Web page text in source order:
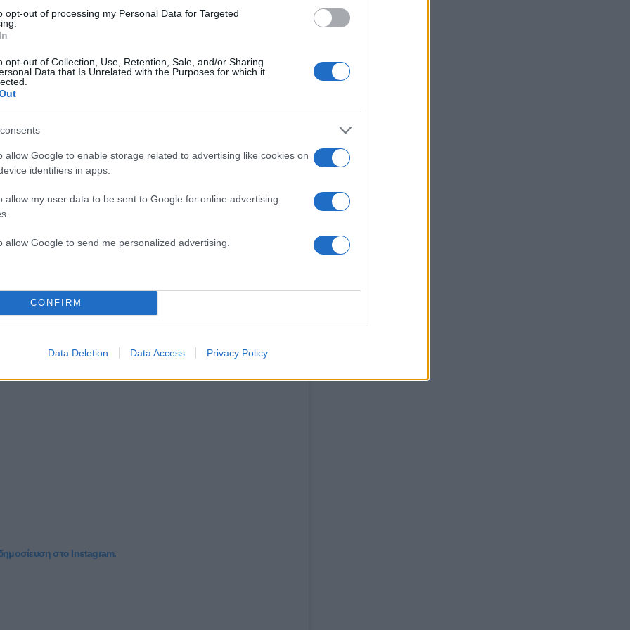
opt-out of processing my Personal Data for Targeted
opt-out of Collection, Use, Retention, Sale, and/or Sharing
Data that Is Unrelated with the Purposes for which it
allow Google to enable storage related to advertising like cookies on
identifiers in apps.
allow my user data to be sent to Google for online advertising
allow Google to send me personalized advertising.
CONFIRM
Data Deletion Data Access Privacy Policy
του διαγωνισμού υποδέχτηκαν το κοινό και
να είναι αφιερωμένες στη Μαρινέλλα, που είχε
δημοσίευση στο Instagram.